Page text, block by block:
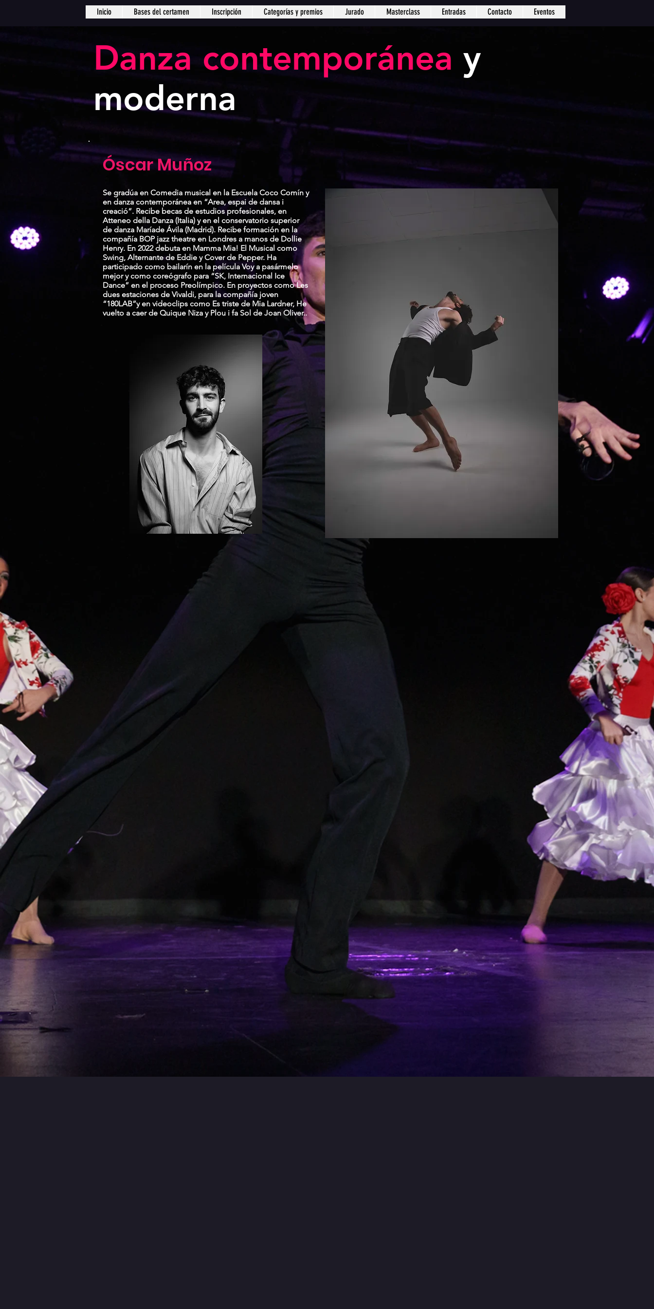
Danza contemporánea y
moderna
Óscar Muñoz
Se gradúa en Comedia musical en la Escuela Coco Comín y
en danza contemporánea en “Area, espai de dansa i
creació”. Recibe becas de estudios profesionales, en
Atteneo della Danza (Italia) y en el conservatorio superior
de danza Maríade Ávila (Madrid). Recibe formación en la
compañía BOP jazz theatre en Londres a manos de Dollie
Henry. En 2022 debuta en Mamma Mia! El Musical como
Swing, Alternante de Eddie y Cover de Pepper. Ha
participado como bailarín en la película Voy a pasármelo
mejor y como coreógrafo para “SK, Internacional Ice
Dance” en el proceso Preolímpico. En proyectos como Les
dues estaciones de Vivaldi, para la compañía joven
“180LAB”y en videoclips como Es triste de Mia Lardner, He
vuelto a caer de Quique Niza y Plou i fa Sol de Joan Oliver..
Inicio Bases del certamen Inscripción Categorías y premios Jurado Masterclass Entradas Contacto Eventos